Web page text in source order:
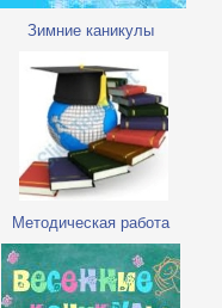
Зимние каникулы
Методическая работа